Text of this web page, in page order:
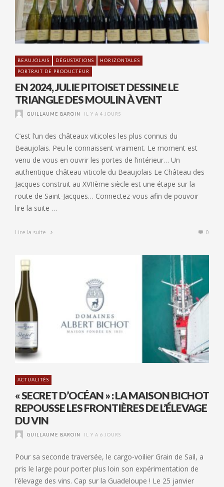
BEAUJOLAIS DÉGUSTATIONS
HORIZONTALES
PORTRAIT DE PRODUCTEUR
EN 2024, JULIE PITOISET DESSINE LE
TRIANGLE DES MOULIN À VENT
GUILLAUME BAROIN IL Y A 4 JOURS
C’est l’un des châteaux viticoles les plus connus du
Beaujolais. Peu le connaissent vraiment. Le moment est
venu de vous en ouvrir les portes de l’intérieur… Un
authentique château viticole du Beaujolais Le Château des
Jacques construit au XVIIème siècle est une étape sur la
route de Saint-Jacques… Connectez-vous afin de pouvoir
lire la suite …
Lire la suite 0
ACTUALITÉS
« SECRET D’OCÉAN » : LA MAISON BICHOT
REPOUSSE LES FRONTIÈRES DE L’ÉLEVAGE
DU VIN
GUILLAUME BAROIN IL Y A 6 JOURS
Pour sa seconde traversée, le cargo-voilier Grain de Sail, a
pris le large pour porter plus loin son expérimentation de
l’élevage des vins. Cap sur la Guadeloupe ! Le 25 janvier